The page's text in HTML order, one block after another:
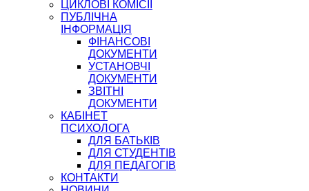
ЦИКЛОВІ КОМІСІЇ
ПУБЛІЧНА
ІНФОРМАЦІЯ
ФІНАНСОВІ
ДОКУМЕНТИ
УСТАНОВЧІ
ДОКУМЕНТИ
ЗВІТНІ
ДОКУМЕНТИ
КАБІНЕТ
ПСИХОЛОГА
ДЛЯ БАТЬКІВ
ДЛЯ СТУДЕНТІВ
ДЛЯ ПЕДАГОГІВ
КОНТАКТИ